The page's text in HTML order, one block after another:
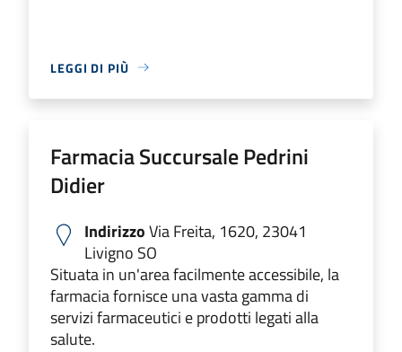
LEGGI DI PIÙ
Farmacia Succursale Pedrini
Didier
IndirizzoVia Freita, 1620, 23041
Livigno SO
Situata in un'area facilmente accessibile, la
farmacia fornisce una vasta gamma di
servizi farmaceutici e prodotti legati alla
salute.